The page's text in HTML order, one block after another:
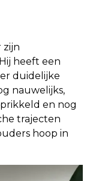
zijn
heeft een
duidelijke
nauwelijks,
en nog
trajecten
hoop in